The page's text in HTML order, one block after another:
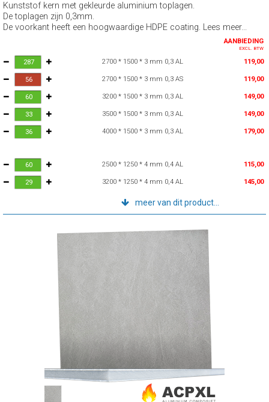
Kunststof kern met gekleurde aluminium toplagen.
De toplagen zijn 0,3mm.
De voorkant heeft een hoogwaardige HDPE coating. Lees meer...
AANBIEDING
EXCL. BTW
2700 * 1500 * 3 mm 0,3 AL 119,00
2700 * 1500 * 3 mm 0,3 AS 119,00
3200 * 1500 * 3 mm 0,3 AL 149,00
3500 * 1500 * 3 mm 0,3 AL 149,00
4000 * 1500 * 3 mm 0,3 AL 179,00
2500 * 1250 * 4 mm 0,4 AL 115,00
3200 * 1250 * 4 mm 0,4 AL 145,00
meer van dit product...